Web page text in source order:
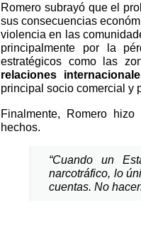
Romero subrayó que el
sus consecuencias
violencia en las
principalmente por la
estratégicos como las
relaciones
principal socio comercial y
Finalmente, Romero
hechos.
“Cuando un
narcotráfico, lo
cuentas. No